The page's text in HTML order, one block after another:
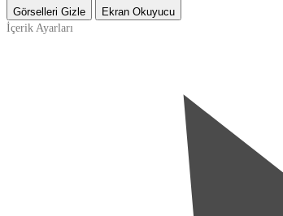
Görselleri Gizle
Ekran Okuyucu
İçerik Ayarları